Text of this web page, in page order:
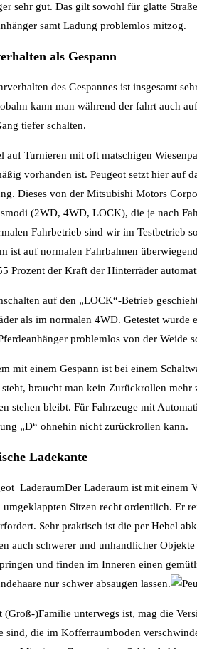
sehr gut. Das gilt sowohl für glatte
samt Ladung problemlos mitzog.
als Gespann
des Gespannes ist insgesamt
kann man während der fahrt auch
tiefer schalten.
auf Turnieren mit oft matschigen
vorhanden ist. Peugeot setzt hier auf
Dieses von der Mitsubishi Motors
(2WD, 4WD, LOCK), die je nach
Fahrbetrieb sind wir im Testbetrieb
ist auf normalen Fahrbahnen
Prozent der Kraft der Hinterräder
auf den „LOCK“-Betrieb
als im normalen 4WD. Getestet wurde
problemlos von der Weide
mit einem Gespann ist bei einem
braucht man kein Zurückrollen
stehen bleibt. Für Fahrzeuge mit
„D“ ohnehin nicht zurückrollen kann.
Ladekante
Der Laderaum ist mit einem
Sitzen recht ordentlich. Er
Sehr praktisch ist die per Hebel
auch schwerer und unhandlicher
und finden im Inneren einen
nur schwer absaugen lassen.
(Groß-)Familie unterwegs ist, mag die
sind, die im Kofferraumboden